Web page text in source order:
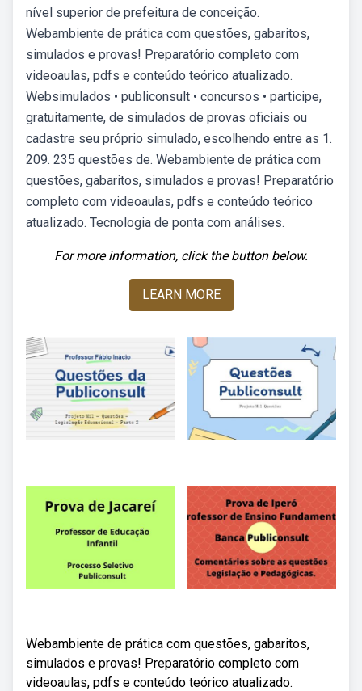
nível superior de prefeitura de conceição.
Webambiente de prática com questões, gabaritos,
simulados e provas! Preparatório completo com
videoaulas, pdfs e conteúdo teórico atualizado.
Websimulados • publiconsult • concursos • participe,
gratuitamente, de simulados de provas oficiais ou
cadastre seu próprio simulado, escolhendo entre as 1.
209. 235 questões de. Webambiente de prática com
questões, gabaritos, simulados e provas! Preparatório
completo com videoaulas, pdfs e conteúdo teórico
atualizado. Tecnologia de ponta com análises.
For more information, click the button below.
LEARN MORE
Webambiente de prática com questões, gabaritos,
simulados e provas! Preparatório completo com
videoaulas, pdfs e conteúdo teórico atualizado.